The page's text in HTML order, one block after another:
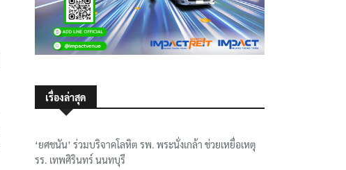
เรื่องล่าสุด
‘ยศชนัน’ ร่วมบริจาคโลหิต รพ. พระนั่งเกล้า ช่วยเหยื่อเหตุ
รร. เทพศิรินทร์ นนทบุรี